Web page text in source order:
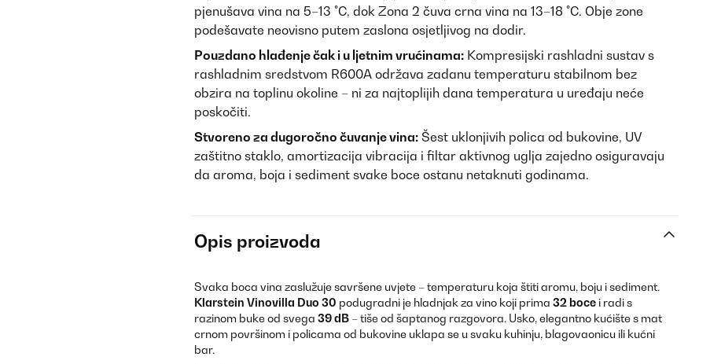
pjenušava vina na 5–13 °C, dok Zona 2 čuva crna vina na 13–18 °C. Obje zone
podešavate neovisno putem zaslona osjetljivog na dodir.
Pouzdano hlađenje čak i u ljetnim vrućinama: Kompresijski rashladni sustav s
rashladnim sredstvom R600A održava zadanu temperaturu stabilnom bez
obzira na toplinu okoline – ni za najtoplijih dana temperatura u uređaju neće
poskočiti.
Stvoreno za dugoročno čuvanje vina: Šest uklonjivih polica od bukovine, UV
zaštitno staklo, amortizacija vibracija i filtar aktivnog uglja zajedno osiguravaju
da aroma, boja i sediment svake boce ostanu netaknuti godinama.
Opis proizvoda
Svaka boca vina zaslužuje savršene uvjete – temperaturu koja štiti aromu, boju i sediment.
Klarstein Vinovilla Duo 30 podugradni je hladnjak za vino koji prima 32 boce i radi s
razinom buke od svega 39 dB – tiše od šaptanog razgovora. Usko, elegantno kućište s mat
crnom površinom i policama od bukovine uklapa se u svaku kuhinju, blagovaonicu ili kućni
bar.